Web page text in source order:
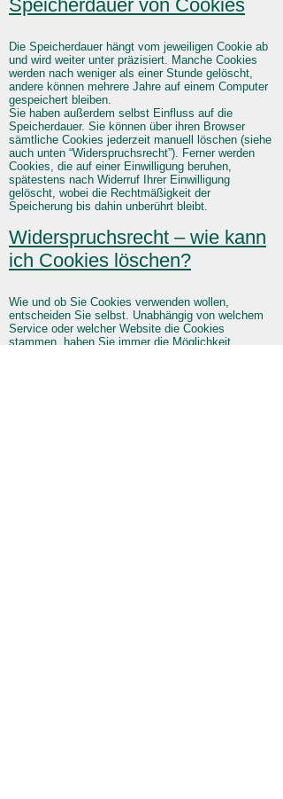
Speicherdauer von Cookies
Die Speicherdauer hängt vom jeweiligen Cookie ab
und wird weiter unter präzisiert. Manche Cookies
werden nach weniger als einer Stunde gelöscht,
andere können mehrere Jahre auf einem Computer
gespeichert bleiben.
Sie haben außerdem selbst Einfluss auf die
Speicherdauer. Sie können über ihren Browser
sämtliche Cookies jederzeit manuell löschen (siehe
auch unten “Widerspruchsrecht”). Ferner werden
Cookies, die auf einer Einwilligung beruhen,
spätestens nach Widerruf Ihrer Einwilligung
gelöscht, wobei die Rechtmäßigkeit der
Speicherung bis dahin unberührt bleibt.
Widerspruchsrecht – wie kann
ich Cookies löschen?
Wie und ob Sie Cookies verwenden wollen,
entscheiden Sie selbst. Unabhängig von welchem
Service oder welcher Website die Cookies
stammen, haben Sie immer die Möglichkeit